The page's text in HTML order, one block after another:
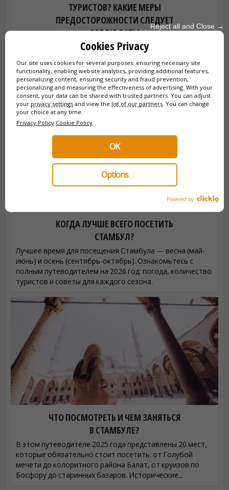
ТУРИСТОВ? КАКИЕ МЕРЫ
ПРЕДОСТОРОЖНОСТИ СЛЕДУЕТ
СОБЛЮДАТЬ!
Безопасен ли Стамбул для туристов? В Стамбуле
предосторожности, чтобы получить максимум
удовольствия от поездки. Наши советы для
путешественников помогут вам...
КОГДА ЛУЧШЕ ВСЕГО ПОСЕТИТЬ
СТАМБУЛ?
Лучшее время для посещения Стамбула — весна (май-
июнь) и осень (сентябрь-октябрь). Ознакомьтесь с
полным путеводителем на 2026 год: погода, количество
туристов и советы для каждого сезона.
ЧТО ПОСМОТРЕТЬ И ЧЕМ ЗАНЯТЬСЯ
В СТАМБУЛЕ?
В этом путеводителе 2025 года представлены 20 мест,
которые обязательно стоит посетить: от Голубой
мечети до колоритного района Балат, от круизов по
Босфору до старинных базаров. Исторические...
Reject all and Close →
Cookies Privacy
Our site uses cookies for several purposes: ensuring necessary site
functionality, enabling website analytics, providing additional features,
personalizing content, ensuring security and fraud prevention,
personalizing and measuring the effectiveness of advertising. With your
consent, your data can be shared with trusted partners. You can adjust
your privacy settings and view the list of our partners . You can change
your choice at any time.
Privacy Policy Cookie Policy
Options
OK
Powered by